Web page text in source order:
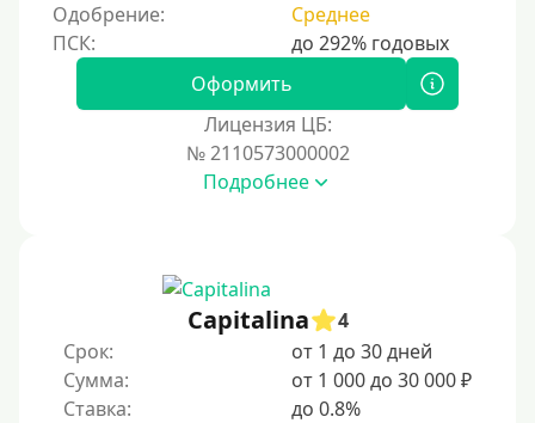
Одобрение:
Среднее
Оформить
Лицензия ЦБ:
№ 2110573000002
Подробнее
Capitalina
4
Срок:
от 1 до 30 дней
Сумма:
от 1 000 до 30 000 ₽
Ставка:
до 0.8%